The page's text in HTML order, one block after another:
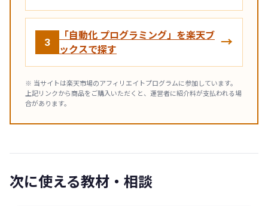
3
「自動化 プログラミング」を楽天ブ
ックスで探す
→
※ 当サイトは楽天市場のアフィリエイトプログラムに参加しています。
上記リンクから商品をご購入いただくと、運営者に紹介料が支払われる場
合があります。
次に使える教材・相談